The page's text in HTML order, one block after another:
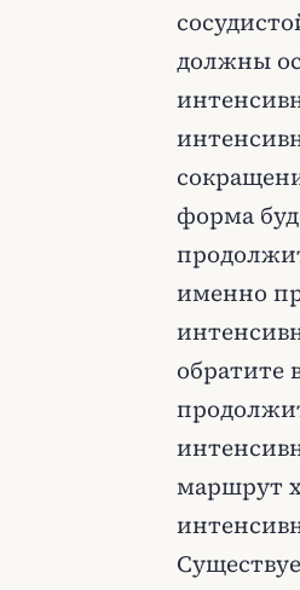
должны
форма
именно
обратите
маршрут